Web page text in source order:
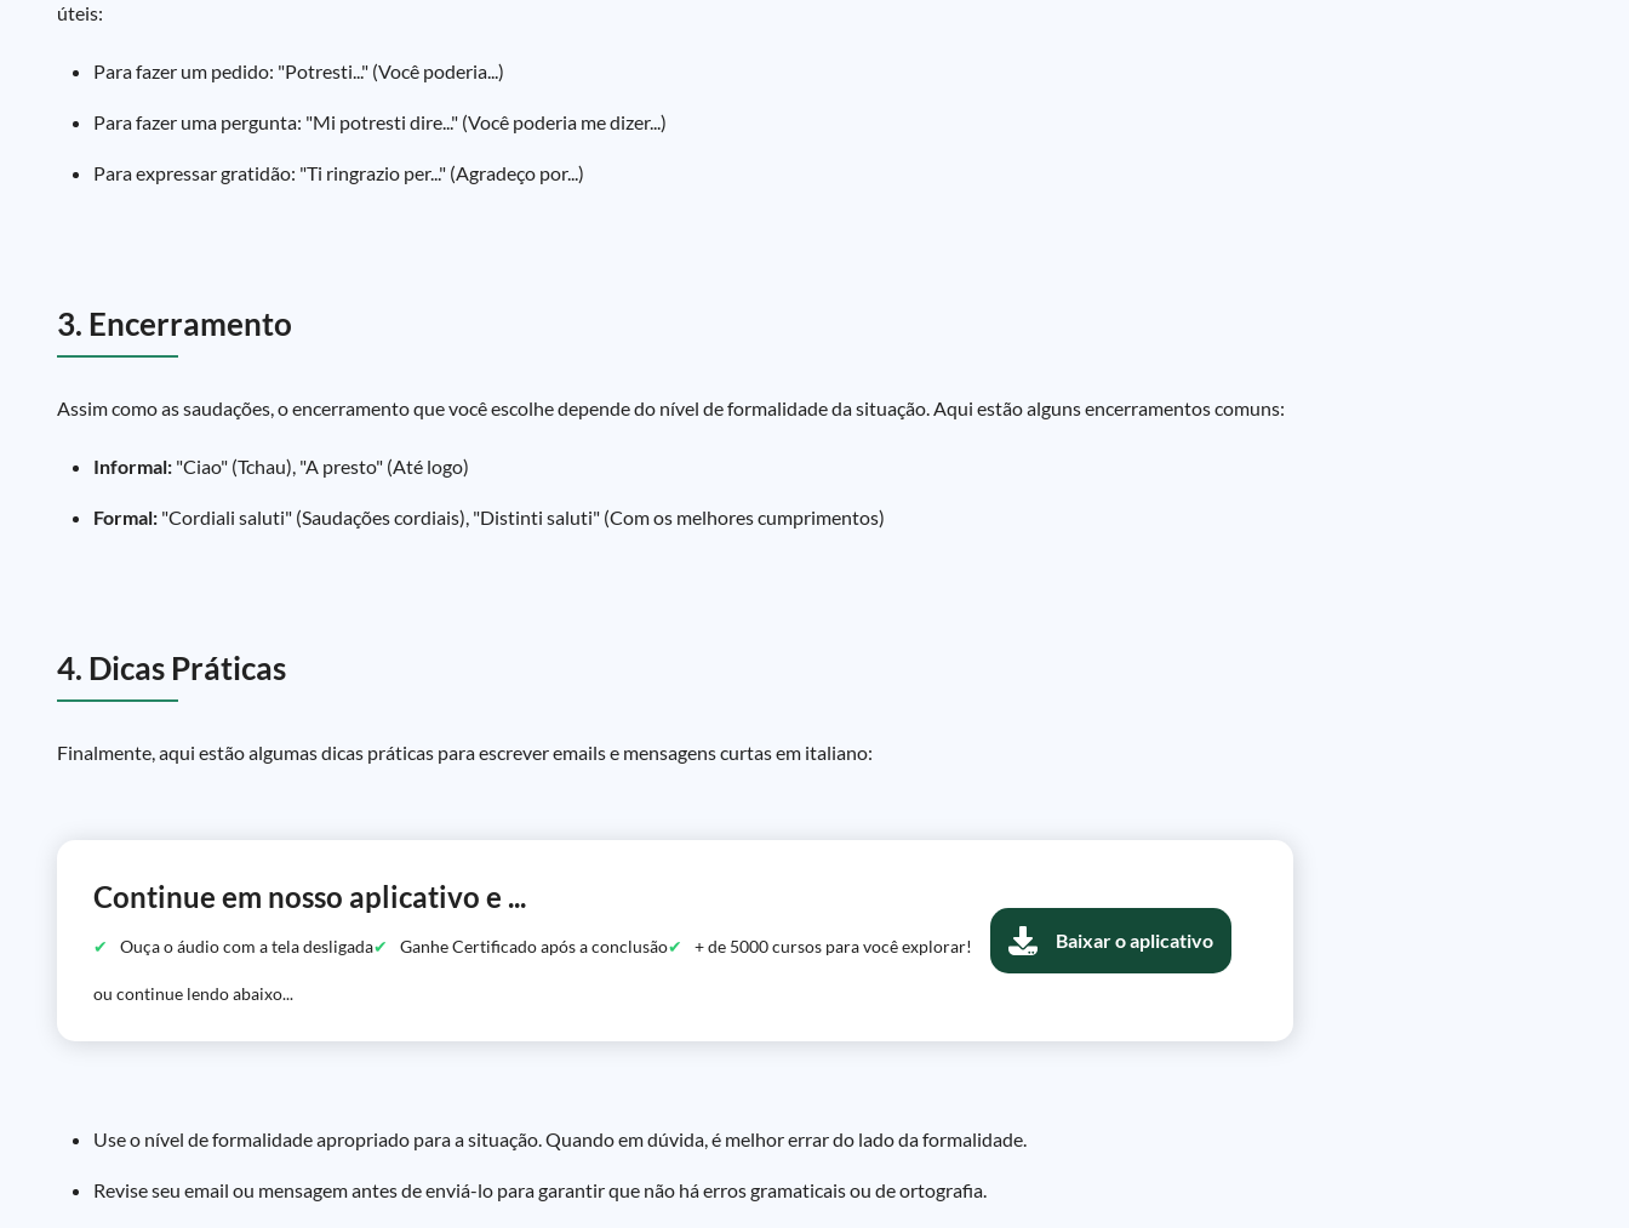
úteis:
Para fazer um pedido: "Potresti..." (Você poderia...)
Para fazer uma pergunta: "Mi potresti dire..." (Você poderia me dizer...)
Para expressar gratidão: "Ti ringrazio per..." (Agradeço por...)
3. Encerramento
Assim como as saudações, o encerramento que você escolhe depende do nível de formalidade da situação. Aqui estão alguns encerramentos comuns:
Informal: "Ciao" (Tchau), "A presto" (Até logo)
Formal: "Cordiali saluti" (Saudações cordiais), "Distinti saluti" (Com os melhores cumprimentos)
4. Dicas Práticas
Finalmente, aqui estão algumas dicas práticas para escrever emails e mensagens curtas em italiano:
Continue em nosso aplicativo e ...
Ouça o áudio com a tela desligada Ganhe Certificado após a conclusão + de 5000 cursos para você explorar!
ou continue lendo abaixo...
Baixar o aplicativo
Use o nível de formalidade apropriado para a situação. Quando em dúvida, é melhor errar do lado da formalidade.
Revise seu email ou mensagem antes de enviá-lo para garantir que não há erros gramaticais ou de ortografia.